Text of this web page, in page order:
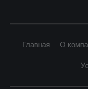
Главная О